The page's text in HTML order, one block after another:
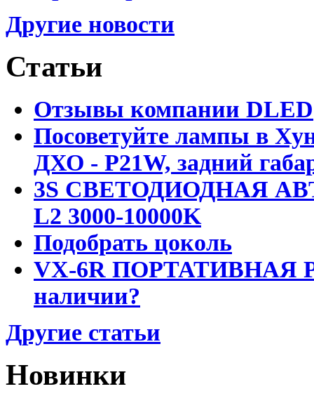
Другие новости
Статьи
Отзывы компании DLED
Посоветуйте лампы в
ДХО - P21W, задний
3S СВЕТОДИОДНАЯ
L2 3000-10000K
Подобрать цоколь
VX-6R ПОРТАТИВНАЯ
наличии?
Другие статьи
Новинки